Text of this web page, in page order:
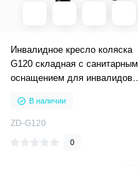
Инвалидное кресло коляска
G120 складная с санитарным
оснащением для инвалидов
В наличии
ZD-G120
0